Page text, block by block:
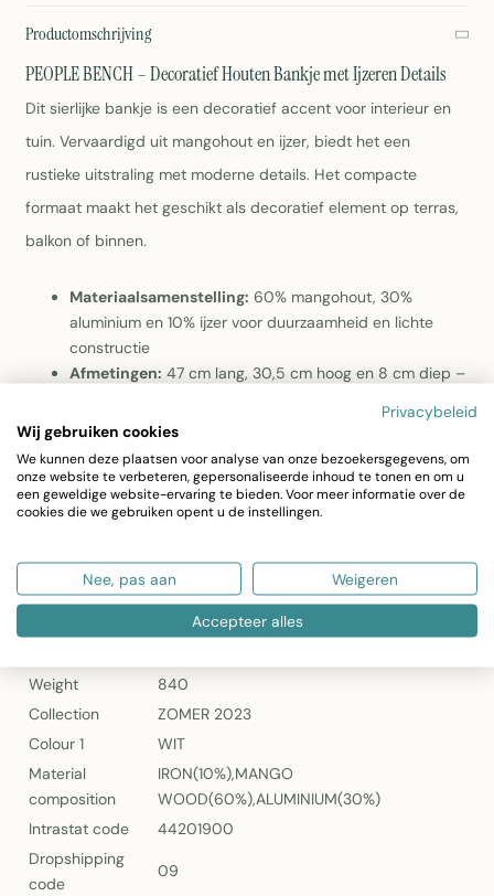
Productomschrijving
PEOPLE BENCH – Decoratief Houten Bankje met Ijzeren Details
Dit sierlijke bankje is een decoratief accent voor interieur en
tuin. Vervaardigd uit mangohout en ijzer, biedt het een
rustieke uitstraling met moderne details. Het compacte
formaat maakt het geschikt als decoratief element op terras,
balkon of binnen.
Materiaalsamenstelling: 60% mangohout, 30%
aluminium en 10% ijzer voor duurzaamheid en lichte
constructie
Afmetingen: 47 cm lang, 30,5 cm hoog en 8 cm diep –
Kleur:
Wit met natuurlijke houttinten voor een verzacht
contrast
Decoratief karakter:Voegt sfeer en karakter toe aan
tuin- en woninginrichting
Width
8
Weight
840
Collection
ZOMER 2023
Colour 1
WIT
Material
composition
IRON(10%),MANGO
WOOD(60%),ALUMINIUM(30%)
Intrastat code
44201900
Dropshipping
code
09
Privacybeleid
Wij gebruiken cookies
We kunnen deze plaatsen voor analyse van onze bezoekersgegevens, om
onze website te verbeteren, gepersonaliseerde inhoud te tonen en om u
een geweldige website-ervaring te bieden. Voor meer informatie over de
cookies die we gebruiken opent u de instellingen.
Nee, pas aan Weigeren
Accepteer alles